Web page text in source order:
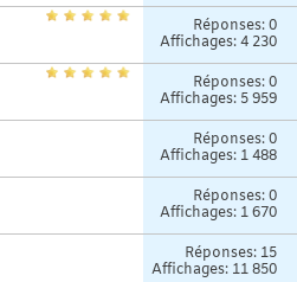
Réponses:0
Affichages: 4 230
Réponses:0
Affichages: 5 959
Réponses:0
Affichages: 1 488
Réponses:0
Affichages: 1 670
Réponses: 15
Affichages: 11 850